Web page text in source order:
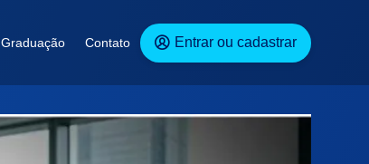
Graduação Contato Entrar ou cadastrar